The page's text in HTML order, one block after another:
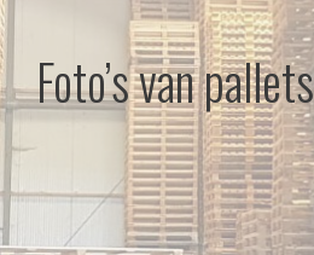
Foto’s van pallets